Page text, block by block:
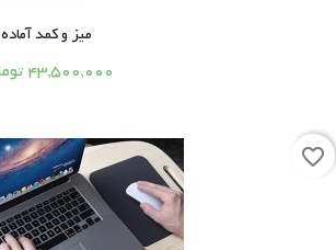
میز و کمد آماده

43,500,000 تومان
favorite_border